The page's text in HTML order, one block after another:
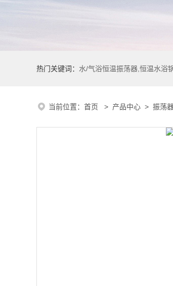
热门关键词： 水/气浴恒温振荡器,恒温水浴
当前位置： 首页 > 产品中心 > 振荡